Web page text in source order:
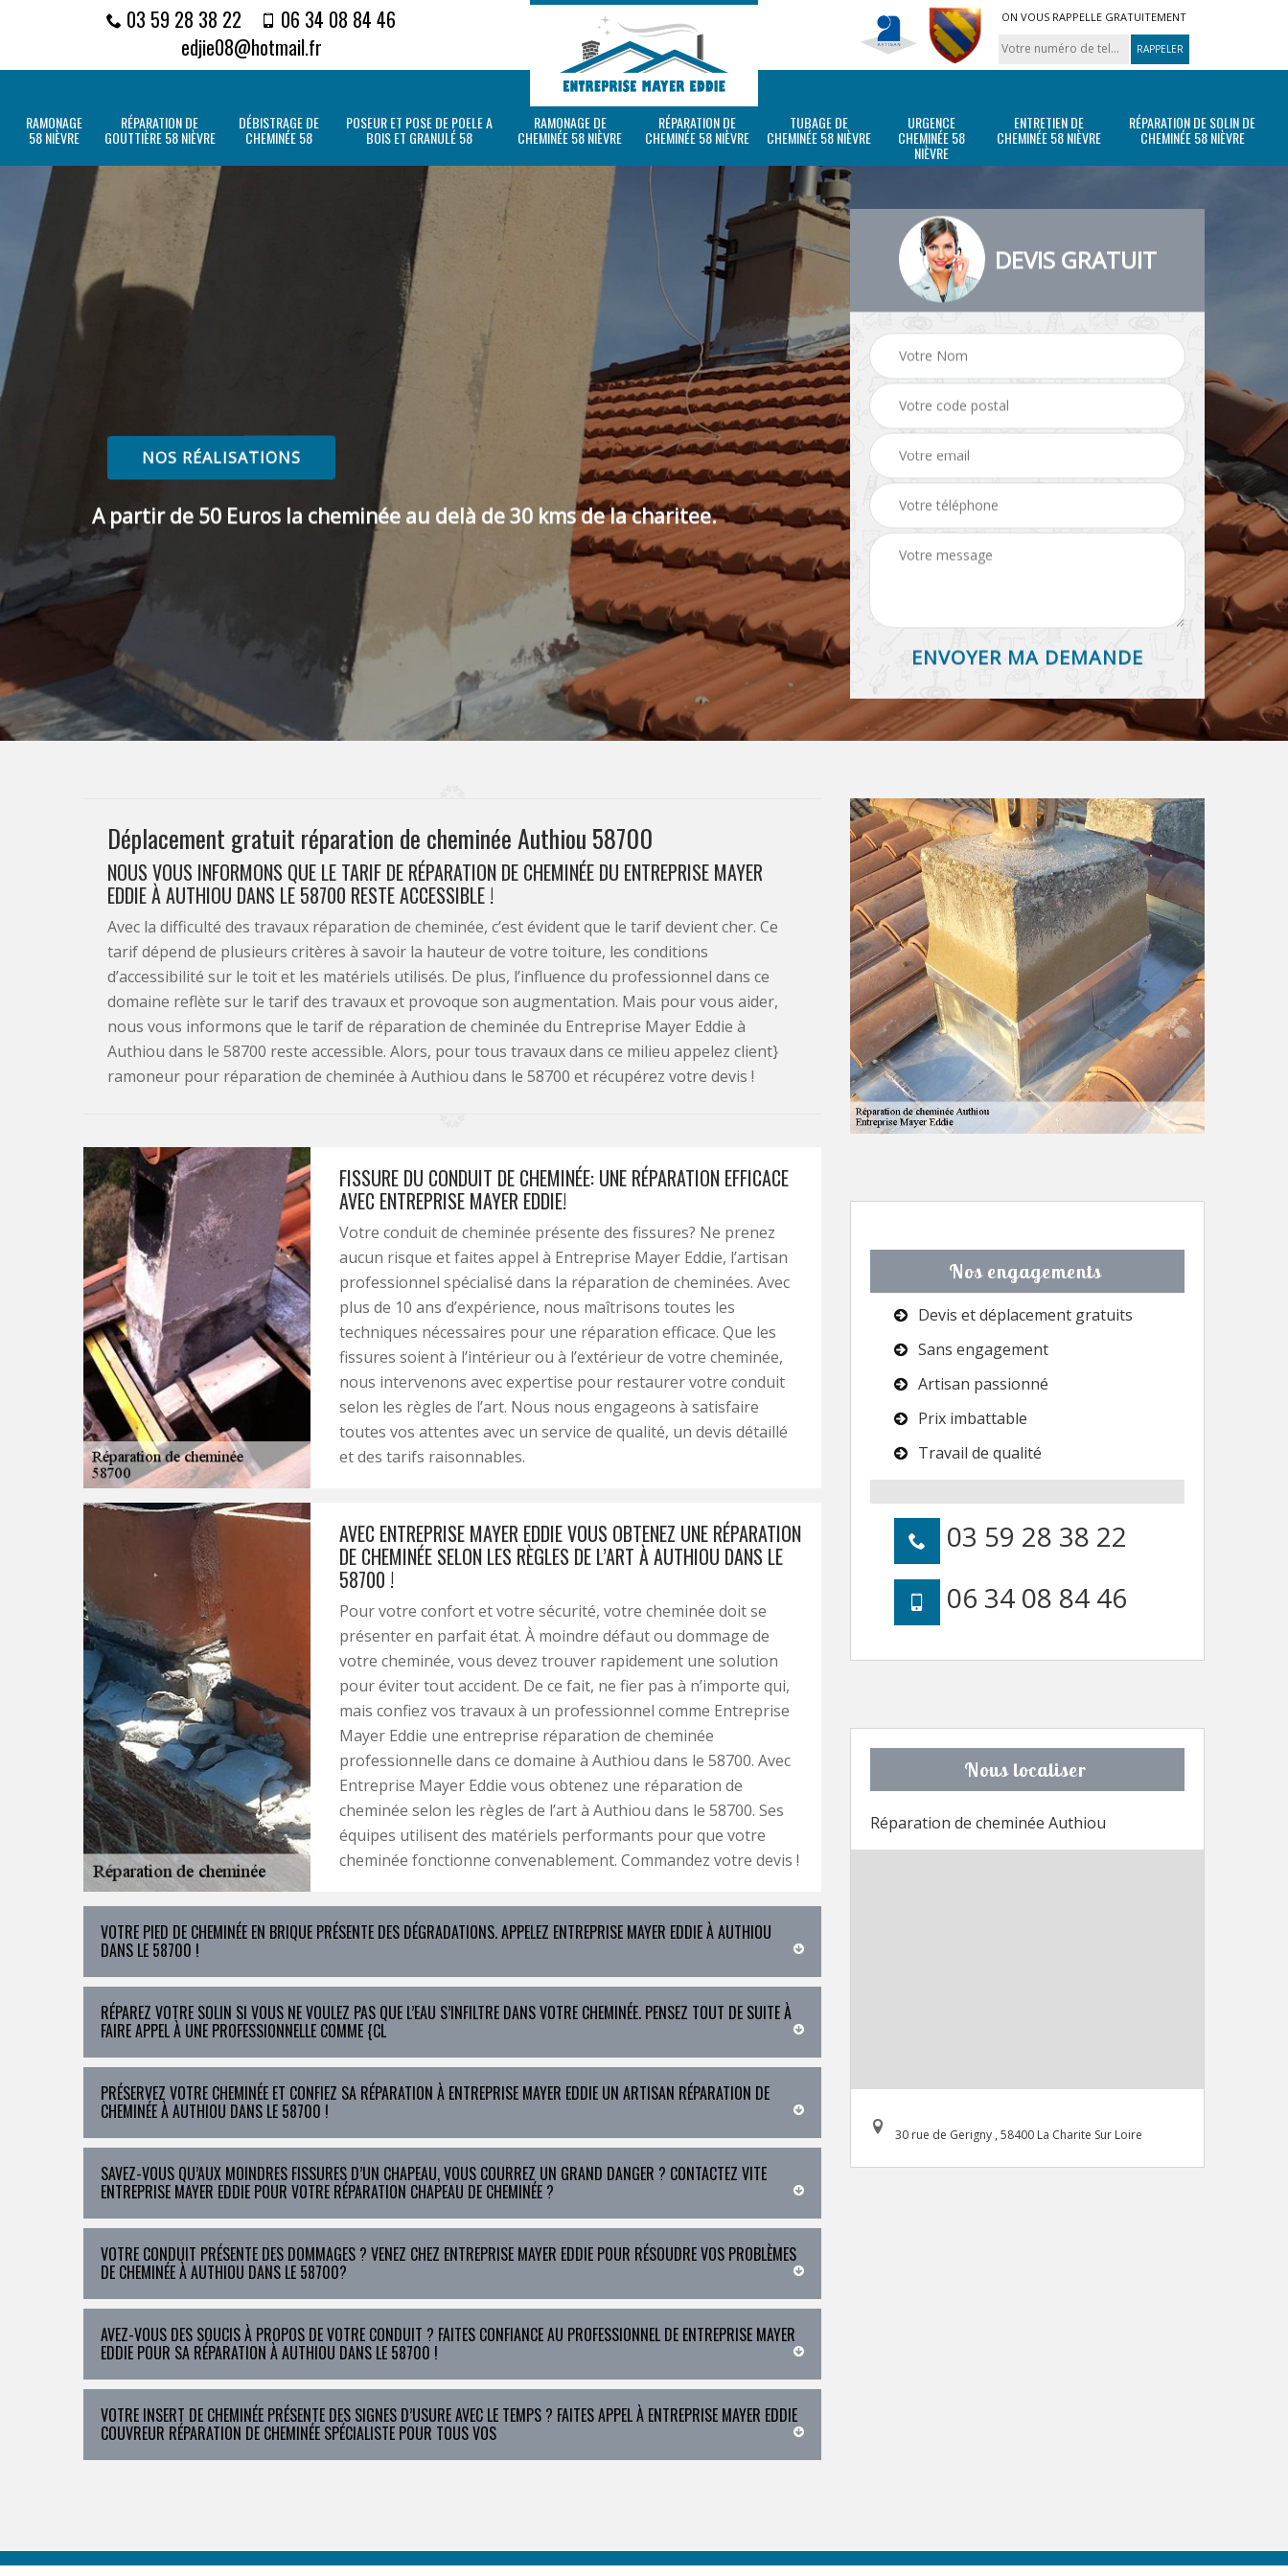
03 59 28 38 22
06 34 08 84 46
edjie08@hotmail.fr
ON VOUS RAPPELLE GRATUITEMENT
RAMONAGE
58 NIÈVRE
RÉPARATION DE
GOUTTIÈRE 58 NIÈVRE
DÉBISTRAGE DE
CHEMINÉE 58
POSEUR ET POSE DE POELE A
BOIS ET GRANULÉ 58
RAMONAGE DE
CHEMINÉE 58 NIÈVRE
RÉPARATION DE
CHEMINÉE 58 NIÈVRE
TUBAGE DE
CHEMINÉE 58 NIÈVRE
URGENCE
CHEMINÉE 58
NIÈVRE
ENTRETIEN DE
CHEMINÉE 58 NIÈVRE
RÉPARATION DE SOLIN DE
CHEMINÉE 58 NIÈVRE
NOS RÉALISATIONS
A partir de 50 Euros la cheminée au delà de 30 kms de la charitee.
DEVIS GRATUIT
Déplacement gratuit réparation de cheminée Authiou 58700
NOUS VOUS INFORMONS QUE LE TARIF DE RÉPARATION DE CHEMINÉE DU ENTREPRISE MAYER
EDDIE À AUTHIOU DANS LE 58700 RESTE ACCESSIBLE !
Avec la difficulté des travaux réparation de cheminée, c’est évident que le tarif devient cher. Ce
tarif dépend de plusieurs critères à savoir la hauteur de votre toiture, les conditions
d’accessibilité sur le toit et les matériels utilisés. De plus, l’influence du professionnel dans ce
domaine reflète sur le tarif des travaux et provoque son augmentation. Mais pour vous aider,
nous vous informons que le tarif de réparation de cheminée du Entreprise Mayer Eddie à
Authiou dans le 58700 reste accessible. Alors, pour tous travaux dans ce milieu appelez client}
ramoneur pour réparation de cheminée à Authiou dans le 58700 et récupérez votre devis !
FISSURE DU CONDUIT DE CHEMINÉE: UNE RÉPARATION EFFICACE
AVEC ENTREPRISE MAYER EDDIE!
Votre conduit de cheminée présente des fissures? Ne prenez
aucun risque et faites appel à Entreprise Mayer Eddie, l’artisan
professionnel spécialisé dans la réparation de cheminées. Avec
plus de 10 ans d’expérience, nous maîtrisons toutes les
techniques nécessaires pour une réparation efficace. Que les
fissures soient à l’intérieur ou à l’extérieur de votre cheminée,
nous intervenons avec expertise pour restaurer votre conduit
selon les règles de l’art. Nous nous engageons à satisfaire
toutes vos attentes avec un service de qualité, un devis détaillé
et des tarifs raisonnables.
AVEC ENTREPRISE MAYER EDDIE VOUS OBTENEZ UNE RÉPARATION
DE CHEMINÉE SELON LES RÈGLES DE L’ART À AUTHIOU DANS LE
58700 !
Pour votre confort et votre sécurité, votre cheminée doit se
présenter en parfait état. À moindre défaut ou dommage de
votre cheminée, vous devez trouver rapidement une solution
pour éviter tout accident. De ce fait, ne fier pas à n’importe qui,
mais confiez vos travaux à un professionnel comme Entreprise
Mayer Eddie une entreprise réparation de cheminée
professionnelle dans ce domaine à Authiou dans le 58700. Avec
Entreprise Mayer Eddie vous obtenez une réparation de
cheminée selon les règles de l’art à Authiou dans le 58700. Ses
équipes utilisent des matériels performants pour que votre
cheminée fonctionne convenablement. Commandez votre devis !
VOTRE PIED DE CHEMINÉE EN BRIQUE PRÉSENTE DES DÉGRADATIONS. APPELEZ ENTREPRISE MAYER EDDIE À AUTHIOU
DANS LE 58700 !
RÉPAREZ VOTRE SOLIN SI VOUS NE VOULEZ PAS QUE L’EAU S’INFILTRE DANS VOTRE CHEMINÉE. PENSEZ TOUT DE SUITE À
FAIRE APPEL À UNE PROFESSIONNELLE COMME {CL
PRÉSERVEZ VOTRE CHEMINÉE ET CONFIEZ SA RÉPARATION À ENTREPRISE MAYER EDDIE UN ARTISAN RÉPARATION DE
CHEMINÉE À AUTHIOU DANS LE 58700 !
SAVEZ-VOUS QU’AUX MOINDRES FISSURES D’UN CHAPEAU, VOUS COURREZ UN GRAND DANGER ? CONTACTEZ VITE
ENTREPRISE MAYER EDDIE POUR VOTRE RÉPARATION CHAPEAU DE CHEMINÉE ?
VOTRE CONDUIT PRÉSENTE DES DOMMAGES ? VENEZ CHEZ ENTREPRISE MAYER EDDIE POUR RÉSOUDRE VOS PROBLÈMES
DE CHEMINÉE À AUTHIOU DANS LE 58700?
AVEZ-VOUS DES SOUCIS À PROPOS DE VOTRE CONDUIT ? FAITES CONFIANCE AU PROFESSIONNEL DE ENTREPRISE MAYER
EDDIE POUR SA RÉPARATION À AUTHIOU DANS LE 58700 !
VOTRE INSERT DE CHEMINÉE PRÉSENTE DES SIGNES D’USURE AVEC LE TEMPS ? FAITES APPEL À ENTREPRISE MAYER EDDIE
COUVREUR RÉPARATION DE CHEMINÉE SPÉCIALISTE POUR TOUS VOS
Nos engagements
Devis et déplacement gratuits
Sans engagement
Artisan passionné
Prix imbattable
Travail de qualité
03 59 28 38 22
06 34 08 84 46
Nous localiser
Réparation de cheminée Authiou
30 rue de Gerigny , 58400 La Charite Sur Loire